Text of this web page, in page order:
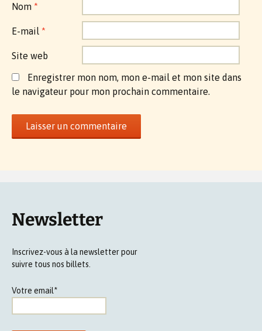
Nom *
E-mail *
Site web
Enregistrer mon nom, mon e-mail et mon site dans
le navigateur pour mon prochain commentaire.
Newsletter
Inscrivez-vous à la newsletter pour
suivre tous nos billets.
Votre email*